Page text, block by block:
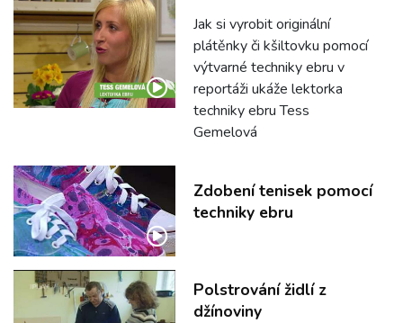
Jak si vyrobit originální
plátěnky či kšiltovku pomocí
výtvarné techniky ebru v
reportáži ukáže lektorka
techniky ebru Tess
Gemelová
Zdobení tenisek pomocí
techniky ebru
Polstrování židlí z
džínoviny